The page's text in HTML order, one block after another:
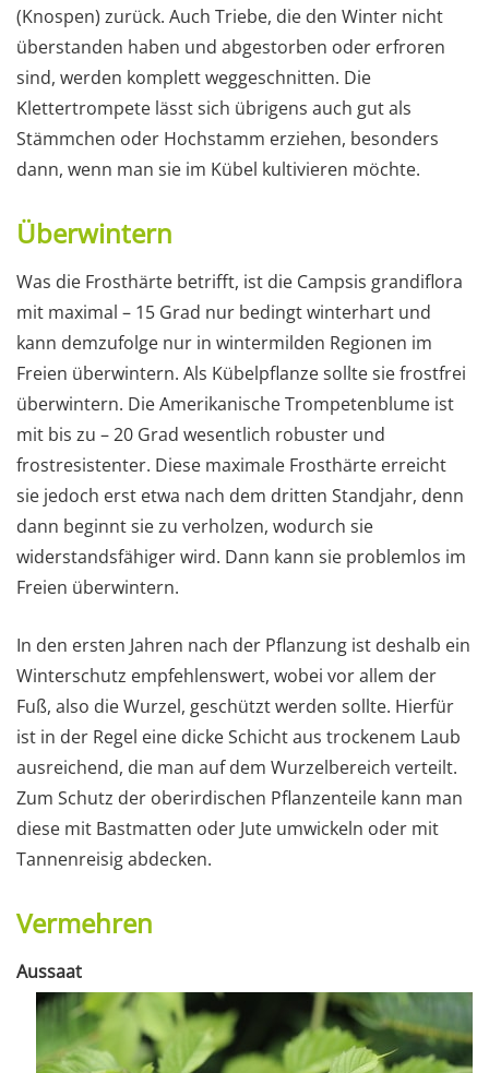
(Knospen) zurück. Auch Triebe, die den Winter nicht
überstanden haben und abgestorben oder erfroren
sind, werden komplett weggeschnitten. Die
Klettertrompete lässt sich übrigens auch gut als
Stämmchen oder Hochstamm erziehen, besonders
dann, wenn man sie im Kübel kultivieren möchte.
Überwintern
Was die Frosthärte betrifft, ist die Campsis grandiflora
mit maximal – 15 Grad nur bedingt winterhart und
kann demzufolge nur in wintermilden Regionen im
Freien überwintern. Als Kübelpflanze sollte sie frostfrei
überwintern. Die Amerikanische Trompetenblume ist
mit bis zu – 20 Grad wesentlich robuster und
frostresistenter. Diese maximale Frosthärte erreicht
sie jedoch erst etwa nach dem dritten Standjahr, denn
dann beginnt sie zu verholzen, wodurch sie
widerstandsfähiger wird. Dann kann sie problemlos im
Freien überwintern.
In den ersten Jahren nach der Pflanzung ist deshalb ein
Winterschutz empfehlenswert, wobei vor allem der
Fuß, also die Wurzel, geschützt werden sollte. Hierfür
ist in der Regel eine dicke Schicht aus trockenem Laub
ausreichend, die man auf dem Wurzelbereich verteilt.
Zum Schutz der oberirdischen Pflanzenteile kann man
diese mit Bastmatten oder Jute umwickeln oder mit
Tannenreisig abdecken.
Vermehren
Aussaat